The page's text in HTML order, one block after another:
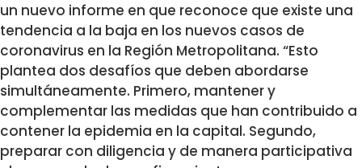
un nuevo informe en que reconoce que existe una
tendencia a la baja en los nuevos casos de
coronavirus en la Región Metropolitana. “Esto
plantea dos desafíos que deben abordarse
simultáneamente. Primero, mantener y
complementar las medidas que han contribuido a
contener la epidemia en la capital. Segundo,
preparar con diligencia y de manera participativa